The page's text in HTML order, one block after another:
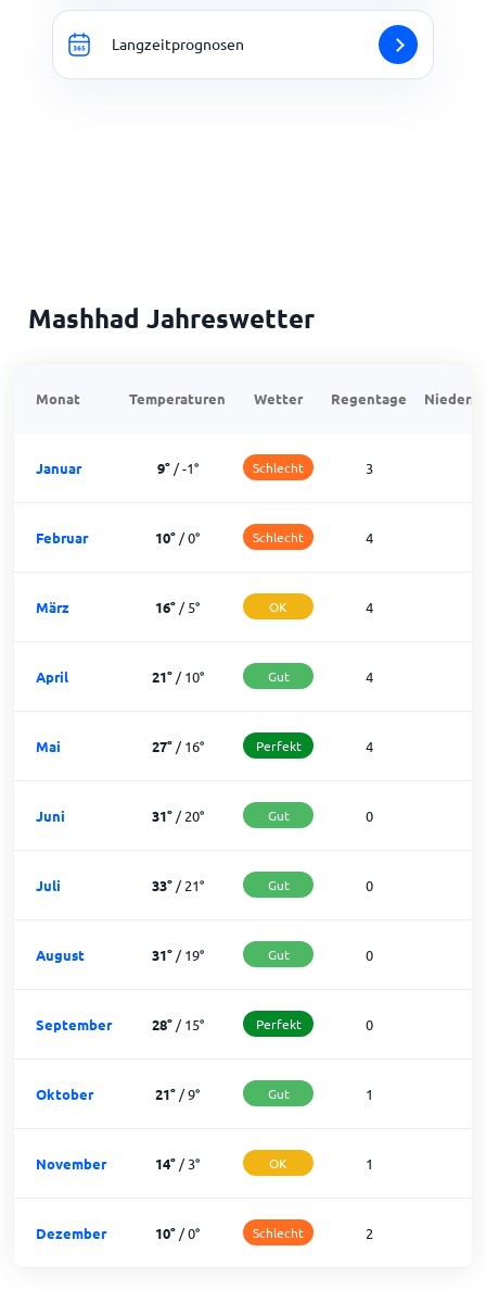
Langzeitprognosen
Mashhad Jahreswetter
Monat Temperaturen Wetter Regentage
Januar 9°/-1° Schlecht 3
Februar 10° /0° Schlecht 4
März 16° /5° OK 4
April 21°/10° Gut 4
Mai 27°/16° Perfekt 4
Juni 31°/20° Gut 0
Juli 33°/21° Gut 0
August 31°/19° Gut 0
September 28°/15° Perfekt 0
Oktober 21° /9° Gut 1
November 14° /3° OK 1
Dezember 10° /0° Schlecht 2